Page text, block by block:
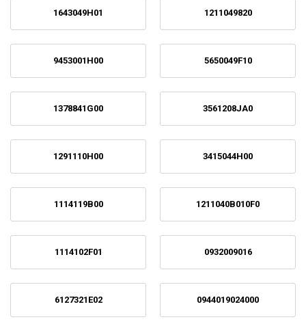
1643049H01 1211049820
9453001H00 5650049F10
1378841G00 3561208JA0
1291110H00 3415044H00
1114119B00 1211040B010F0
1114102F01 0932009016
6127321E02 0944019024000